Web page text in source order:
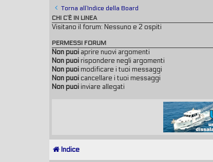
Torna all’Indice della Board
CHI C’È IN LINEA
Visitano il forum: Nessuno e 2 ospiti
PERMESSI FORUM
Non puoiaprire nuovi argomenti
Non puoirispondere negli argomenti
Non puoimodificare i tuoi messaggi
Non puoicancellare i tuoi messaggi
Non puoiinviare allegati
Indice